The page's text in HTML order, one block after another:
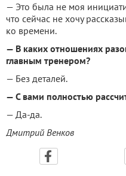
— Это была не моя
что сейчас не хочу
ко времени.
— В каких отношениях
главным тренером?
— Без деталей.
— С вами полностью
— Да-да.
Дмитрий Венков